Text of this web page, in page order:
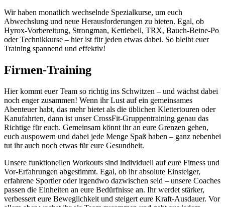
Wir haben monatlich wechselnde Spezialkurse, um euch
Abwechslung und neue Herausforderungen zu bieten. Egal, ob
Hyrox-Vorbereitung, Strongman, Kettlebell, TRX, Bauch-Beine-Po
oder Technikkurse – hier ist für jeden etwas dabei. So bleibt euer
Training spannend und effektiv!
Firmen-Training
Hier kommt euer Team so richtig ins Schwitzen – und wächst dabei
noch enger zusammen! Wenn ihr Lust auf ein gemeinsames
Abenteuer habt, das mehr bietet als die üblichen Klettertouren oder
Kanufahrten, dann ist unser CrossFit-Gruppentraining genau das
Richtige für euch. Gemeinsam könnt ihr an eure Grenzen gehen,
euch auspowern und dabei jede Menge Spaß haben – ganz nebenbei
tut ihr auch noch etwas für eure Gesundheit.
Unsere funktionellen Workouts sind individuell auf eure Fitness und
Vor-Erfahrungen abgestimmt. Egal, ob ihr absolute Einsteiger,
erfahrene Sportler oder irgendwo dazwischen seid – unsere Coaches
passen die Einheiten an eure Bedürfnisse an. Ihr werdet stärker,
verbessert eure Beweglichkeit und steigert eure Kraft-Ausdauer. Vor